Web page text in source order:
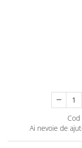
Cod
Ai nevoie de